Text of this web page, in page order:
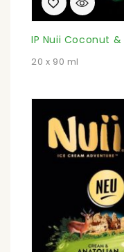
IP Nuii Coconut
20 x 90 ml